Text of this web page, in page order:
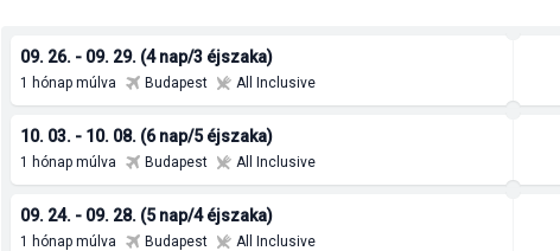
09. 26. - 09. 29. (4 nap/3 éjszaka)
1 hónap múlva Budapest All Inclusive
10. 03. - 10. 08. (6 nap/5 éjszaka)
1 hónap múlva Budapest All Inclusive
09. 24. - 09. 28. (5 nap/4 éjszaka)
1 hónap múlva Budapest All Inclusive